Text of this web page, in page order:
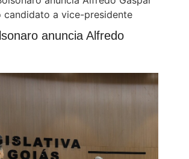
anuncia Alfredo